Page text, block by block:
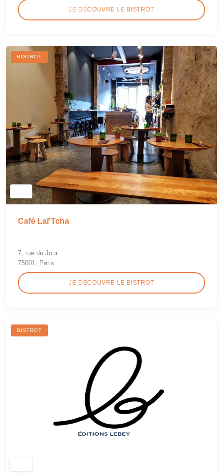
JE DÉCOUVRE LE BISTROT
BISTROT
Café Laï'Tcha
7, rue du Jour
75001, Paris
JE DÉCOUVRE LE BISTROT
BISTROT